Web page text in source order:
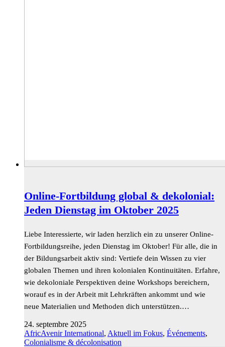
Online-Fortbildung global & dekolonial:
Jeden Dienstag im Oktober 2025
Liebe Interessierte, wir laden herzlich ein zu unserer Online-
Fortbildungsreihe, jeden Dienstag im Oktober! Für alle, die in
der Bildungsarbeit aktiv sind: Vertiefe dein Wissen zu vier
globalen Themen und ihren kolonialen Kontinuitäten. Erfahre,
wie dekoloniale Perspektiven deine Workshops bereichern,
worauf es in der Arbeit mit Lehrkräften ankommt und wie
neue Materialien und Methoden dich unterstützen.…
24. septembre 2025
AfricAvenir International, Aktuell im Fokus, Événements,
Colonialisme & décolonisation